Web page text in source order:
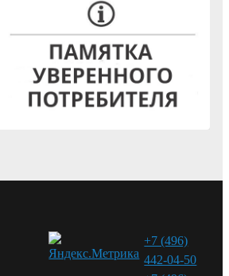
+7 (496)
442-04-50